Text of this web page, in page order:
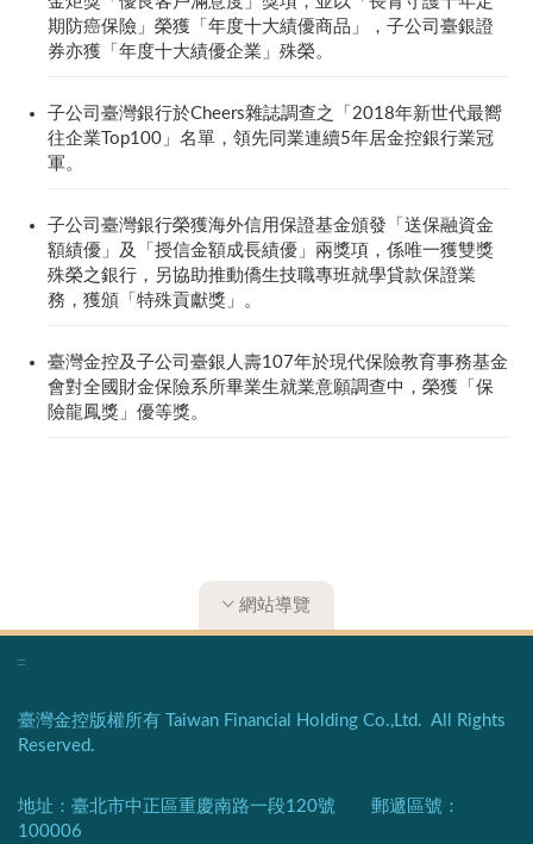
期防癌保險」榮獲「年度十大績優商品」，子公司臺銀證
券亦獲「年度十大績優企業」殊榮。
子公司臺灣銀行於Cheers雜誌調查之「2018年新世代最嚮
往企業Top100」名單，領先同業連續5年居金控銀行業冠
軍。
子公司臺灣銀行榮獲海外信用保證基金頒發「送保融資金
額績優」及「授信金額成長績優」兩獎項，係唯一獲雙獎
殊榮之銀行，另協助推動僑生技職專班就學貸款保證業
務，獲頒「特殊貢獻獎」。
臺灣金控及子公司臺銀人壽107年於現代保險教育事務基金
會對全國財金保險系所畢業生就業意願調查中，榮獲「保
險龍鳳獎」優等獎。
網站導覽
:::
臺灣金控版權所有 Taiwan Financial Holding Co.,Ltd. All Rights
Reserved.
地址：臺北市中正區重慶南路一段120號 郵遞區號：
100006